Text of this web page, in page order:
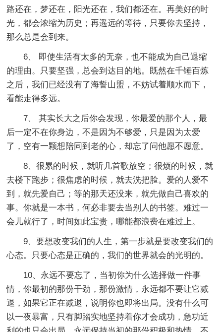
路还在，梦还在，阳光还在，我们都还在。再美好的时
光，都会浓缩为历史；再遥远的等待，只要你去坚持，
那么总是会到来。
6、 即使生活有太多的无奈，也不能成为自己退缩
的理由。只要坚强，总会到达目的地。既然在千锤百炼
之后，我们已经没有了海誓山盟，不妨试着顺水而下，
看能走得多远。
7、 其实长大之后你会发现，你最爱的那个人，最
后一定不在你身边，不是因为不够爱，只是因为太爱
了，空有一颗想陪同到老的心，却忘了问他愿不愿意。
8、很累的时候，就听几首歌放空；很烦的时候，就
去楼下跑步；很焦虑的时候，就去洗把脸。爱的人爱不
到，就先爱自己；等的那天还没来，就先做自己喜欢的
事。你就是一本书，何必非要去当别人的书签。难过一
会儿就行了，时间如此宝贵，哪能都浪费在难过上。
9、要想改变我们的人生，第一步就是要改变我们的
心态。只要心态是正确的，我们的世界就会的光明的。
10、永远不要忘了，当初你为什么选择做一件事
情，你最初的那份干劲，那份激情，永远都不要让它减
退，如果它正在减退，说明你也即将出局。没有什么可
以一夜暴富，只有脚踏实地坚持着你才会成功，急功近